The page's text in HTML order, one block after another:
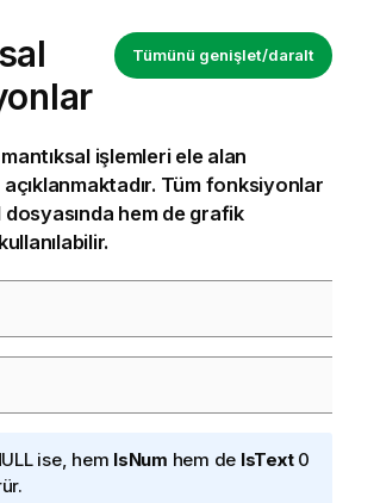
Tümünü genişlet/daralt
işlemleri ele alan
Tüm fonksiyonlar
hem de grafik
ise, hem IsNum hem de IsText0